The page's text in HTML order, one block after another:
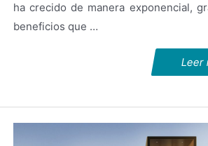
ha crecido de manera exponencial,
beneficios que …
Leer